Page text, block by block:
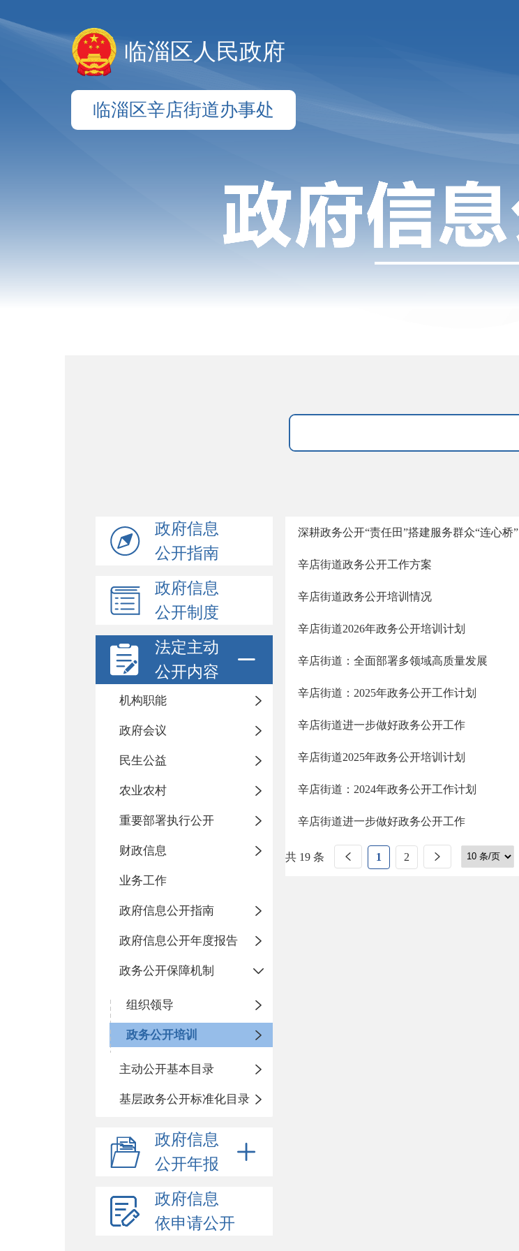
临淄区人民政府
临淄区辛店街道办事处
政府信息
公开指南
政府信息
公开制度
法定主动
公开内容
机构职能
政府会议
民生公益
农业农村
重要部署执行公开
财政信息
业务工作
政府信息公开指南
政府信息公开年度报告
政务公开保障机制
组织领导
政务公开培训
主动公开基本目录
基层政务公开标准化目录
政府信息
公开年报
政府信息
依申请公开
深耕政务公开“责任田”搭建服务群众“连心桥”
辛店街道政务公开工作方案
辛店街道政务公开培训情况
辛店街道2026年政务公开培训计划
辛店街道：全面部署多领域高质量发展
辛店街道：2025年政务公开工作计划
辛店街道进一步做好政务公开工作
辛店街道2025年政务公开培训计划
辛店街道：2024年政务公开工作计划
辛店街道进一步做好政务公开工作
共 19 条 1 2